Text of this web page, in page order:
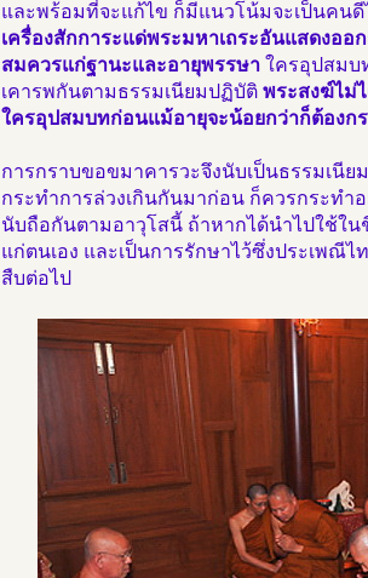
และพร้อมที่จะแก้ไข ก็มีแนวโน้มจะเป็นคนดี
เครื่องสักการะแด่พระมหาเถระอันแสดงอ
สมควรแก่ฐานะและอายุพรรษา ใครอุปสมบ
เคารพกันตามธรรมเนียมปฏิบัติ พระสงฆ์ไม่
ใครอุปสมบทก่อนแม้อายุจะน้อยกว่าก็ต้องก
การกราบขอขมาคารวะจึงนับเป็นธรรมเนี
กระทำการล่วงเกินกันมาก่อน ก็ควรกระทำ
นับถือกันตามอาวุโสนี้ ถ้าหากได้นำไปใช้ใน
แก่ตนเอง และเป็นการรักษาไว้ซึ่งประเพณี
สืบต่อไป